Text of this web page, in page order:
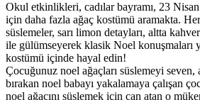
Okul etkinlikleri, cadılar bayramı, 23
için daha fazla ağaç kostümü aramakta.
süslemeler, sarı limon detayları, altta
ile gülümseyerek klasik Noel konuşmaları
kostümü içinde hayal edin!
Çocuğunuz noel ağaçları süslemeyi seven,
bırakan noel babayı yakalamaya çalışan
noel ağacını süslemek için can atan o